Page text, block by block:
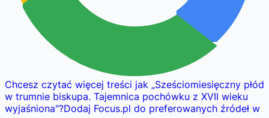
Chcesz czytać więcej treści jak „Sześciomiesięczny płód
w trumnie biskupa. Tajemnica pochówku z XVII wieku
wyjaśniona"?Dodaj Focus.pl do preferowanych źródeł w